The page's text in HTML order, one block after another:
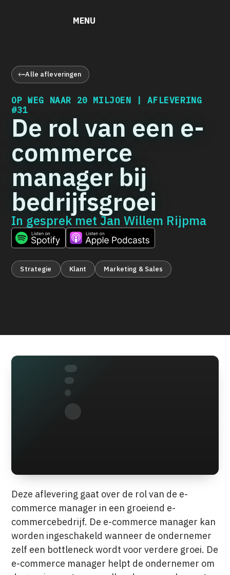
MENU
Alle afleveringen
OP WEG NAAR 20 MILJOEN | AFLEVERING
#31
De rol van een e-
commerce
manager bij
bedrijfsgroei
In gesprek metJan Willem Rijpma
Strategie Klant Marketing & Sales
Deze aflevering gaat over de rol van de e-
commerce manager in een groeiend e-
commercebedrijf. De e-commerce manager kan
worden ingeschakeld wanneer de ondernemer
zelf een bottleneck wordt voor verdere groei. De
e-commerce manager helpt de ondernemer om